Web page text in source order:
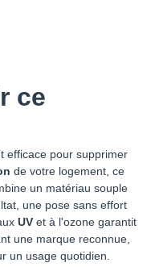
ce
efficace pour supprimer
de votre logement, ce
un matériau souple
une pose sans effort
UV et à l'ozone garantit
une marque reconnue,
un usage quotidien.